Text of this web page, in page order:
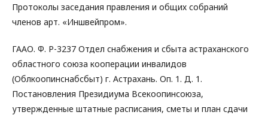
Протоколы заседания правления и общих собраний
членов арт. «Иншвейпром».
ГААО. Ф. Р-3237 Отдел снабжения и сбыта астраханского
областного союза кооперации инвалидов
(Облкоопинснабсбыт) г. Астрахань. Оп. 1. Д. 1.
Постановления Президиума Всекоопинсоюза,
утвержденные штатные расписания, сметы и план сдачи